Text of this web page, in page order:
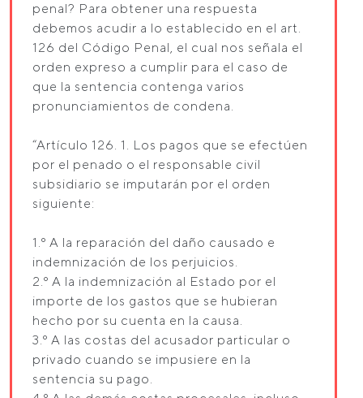
penal? Para obtener una respuesta
debemos acudir a lo establecido en el art.
126 del Código Penal, el cual nos señala el
orden expreso a cumplir para el caso de
que la sentencia contenga varios
pronunciamientos de condena.
“Artículo 126. 1. Los pagos que se efectúen
por el penado o el responsable civil
subsidiario se imputarán por el orden
siguiente:
1.º A la reparación del daño causado e
indemnización de los perjuicios.
2.º A la indemnización al Estado por el
importe de los gastos que se hubieran
hecho por su cuenta en la causa.
3.º A las costas del acusador particular o
privado cuando se impusiere en la
sentencia su pago.